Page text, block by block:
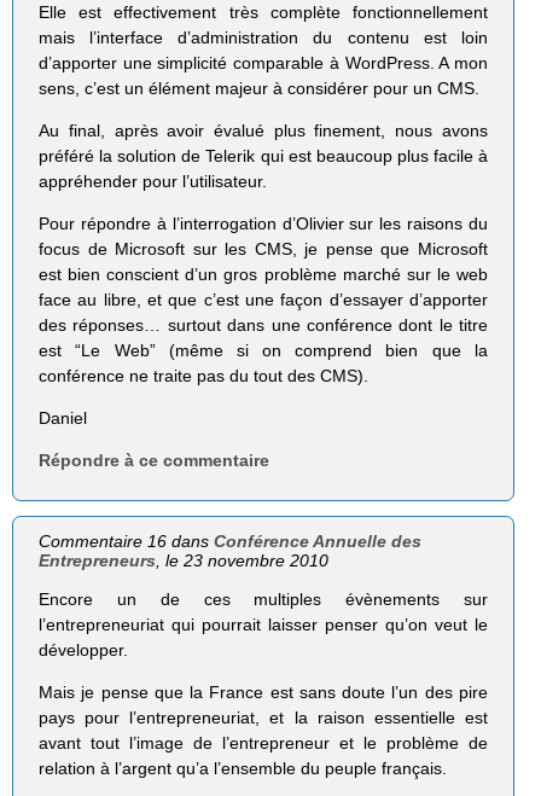
Elle est effectivement très complète fonctionnellement
mais l’interface d’administration du contenu est loin
d’apporter une simplicité comparable à WordPress. A mon
sens, c’est un élément majeur à considérer pour un CMS.
Au final, après avoir évalué plus finement, nous avons
préféré la solution de Telerik qui est beaucoup plus facile à
appréhender pour l’utilisateur.
Pour répondre à l’interrogation d’Olivier sur les raisons du
focus de Microsoft sur les CMS, je pense que Microsoft
est bien conscient d’un gros problème marché sur le web
face au libre, et que c’est une façon d’essayer d’apporter
des réponses… surtout dans une conférence dont le titre
est “Le Web” (même si on comprend bien que la
conférence ne traite pas du tout des CMS).
Daniel
Répondre à ce commentaire
Commentaire 16 dansConférence Annuelle des
Entrepreneurs, le 23 novembre 2010
Encore un de ces multiples évènements sur
l’entrepreneuriat qui pourrait laisser penser qu’on veut le
développer.
Mais je pense que la France est sans doute l’un des pire
pays pour l’entrepreneuriat, et la raison essentielle est
avant tout l’image de l’entrepreneur et le problème de
relation à l’argent qu’a l’ensemble du peuple français.